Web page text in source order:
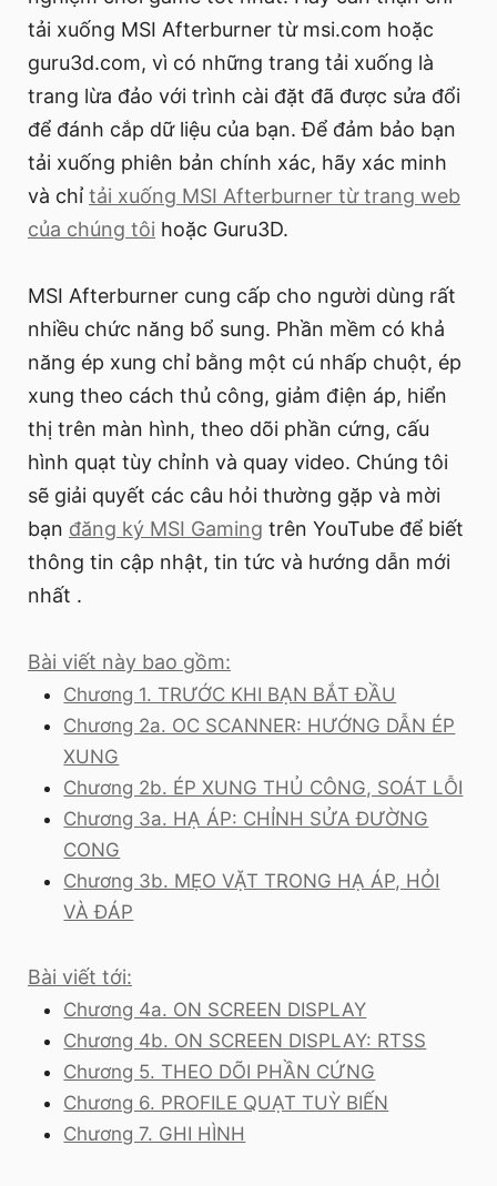
tải xuống MSI Afterburner từ msi.com hoặc
guru3d.com, vì có những trang tải xuống là
trang lừa đảo với trình cài đặt đã được sửa đổi
để đánh cắp dữ liệu của bạn. Để đảm bảo bạn
tải xuống phiên bản chính xác, hãy xác minh
và chỉ tải xuống MSI Afterburner từ trang web
của chúng tôi hoặc Guru3D.
MSI Afterburner cung cấp cho người dùng rất
nhiều chức năng bổ sung. Phần mềm có khả
năng ép xung chỉ bằng một cú nhấp chuột, ép
xung theo cách thủ công, giảm điện áp, hiển
thị trên màn hình, theo dõi phần cứng, cấu
hình quạt tùy chỉnh và quay video. Chúng tôi
sẽ giải quyết các câu hỏi thường gặp và mời
bạn đăng ký MSI Gaming trên YouTube để biết
thông tin cập nhật, tin tức và hướng dẫn mới
nhất .
Bài viết này bao gồm:
Chương 1. TRƯỚC KHI BẠN BẮT ĐẦU
Chương 2a. OC SCANNER: HƯỚNG DẪN ÉP
XUNG
Chương 2b. ÉP XUNG THỦ CÔNG, SOÁT LỖI
Chương 3a. HẠ ÁP: CHỈNH SỬA ĐƯỜNG
CONG
Chương 3b. MẸO VẶT TRONG HẠ ÁP, HỎI
VÀ ĐÁP
Bài viết tới:
Chương 4a. ON SCREEN DISPLAY
Chương 4b. ON SCREEN DISPLAY: RTSS
Chương 5. THEO DÕI PHẦN CỨNG
Chương 6. PROFILE QUẠT TUỲ BIẾN
Chương 7. GHI HÌNH